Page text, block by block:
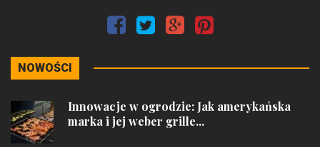
NOWOŚCI
Innowacje w ogrodzie: Jak amerykańska
marka i jej weber grille...